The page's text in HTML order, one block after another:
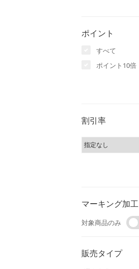
ポイント
すべて
ポイント10倍
割引率
マーキング加工
対象商品のみ
販売タイプ